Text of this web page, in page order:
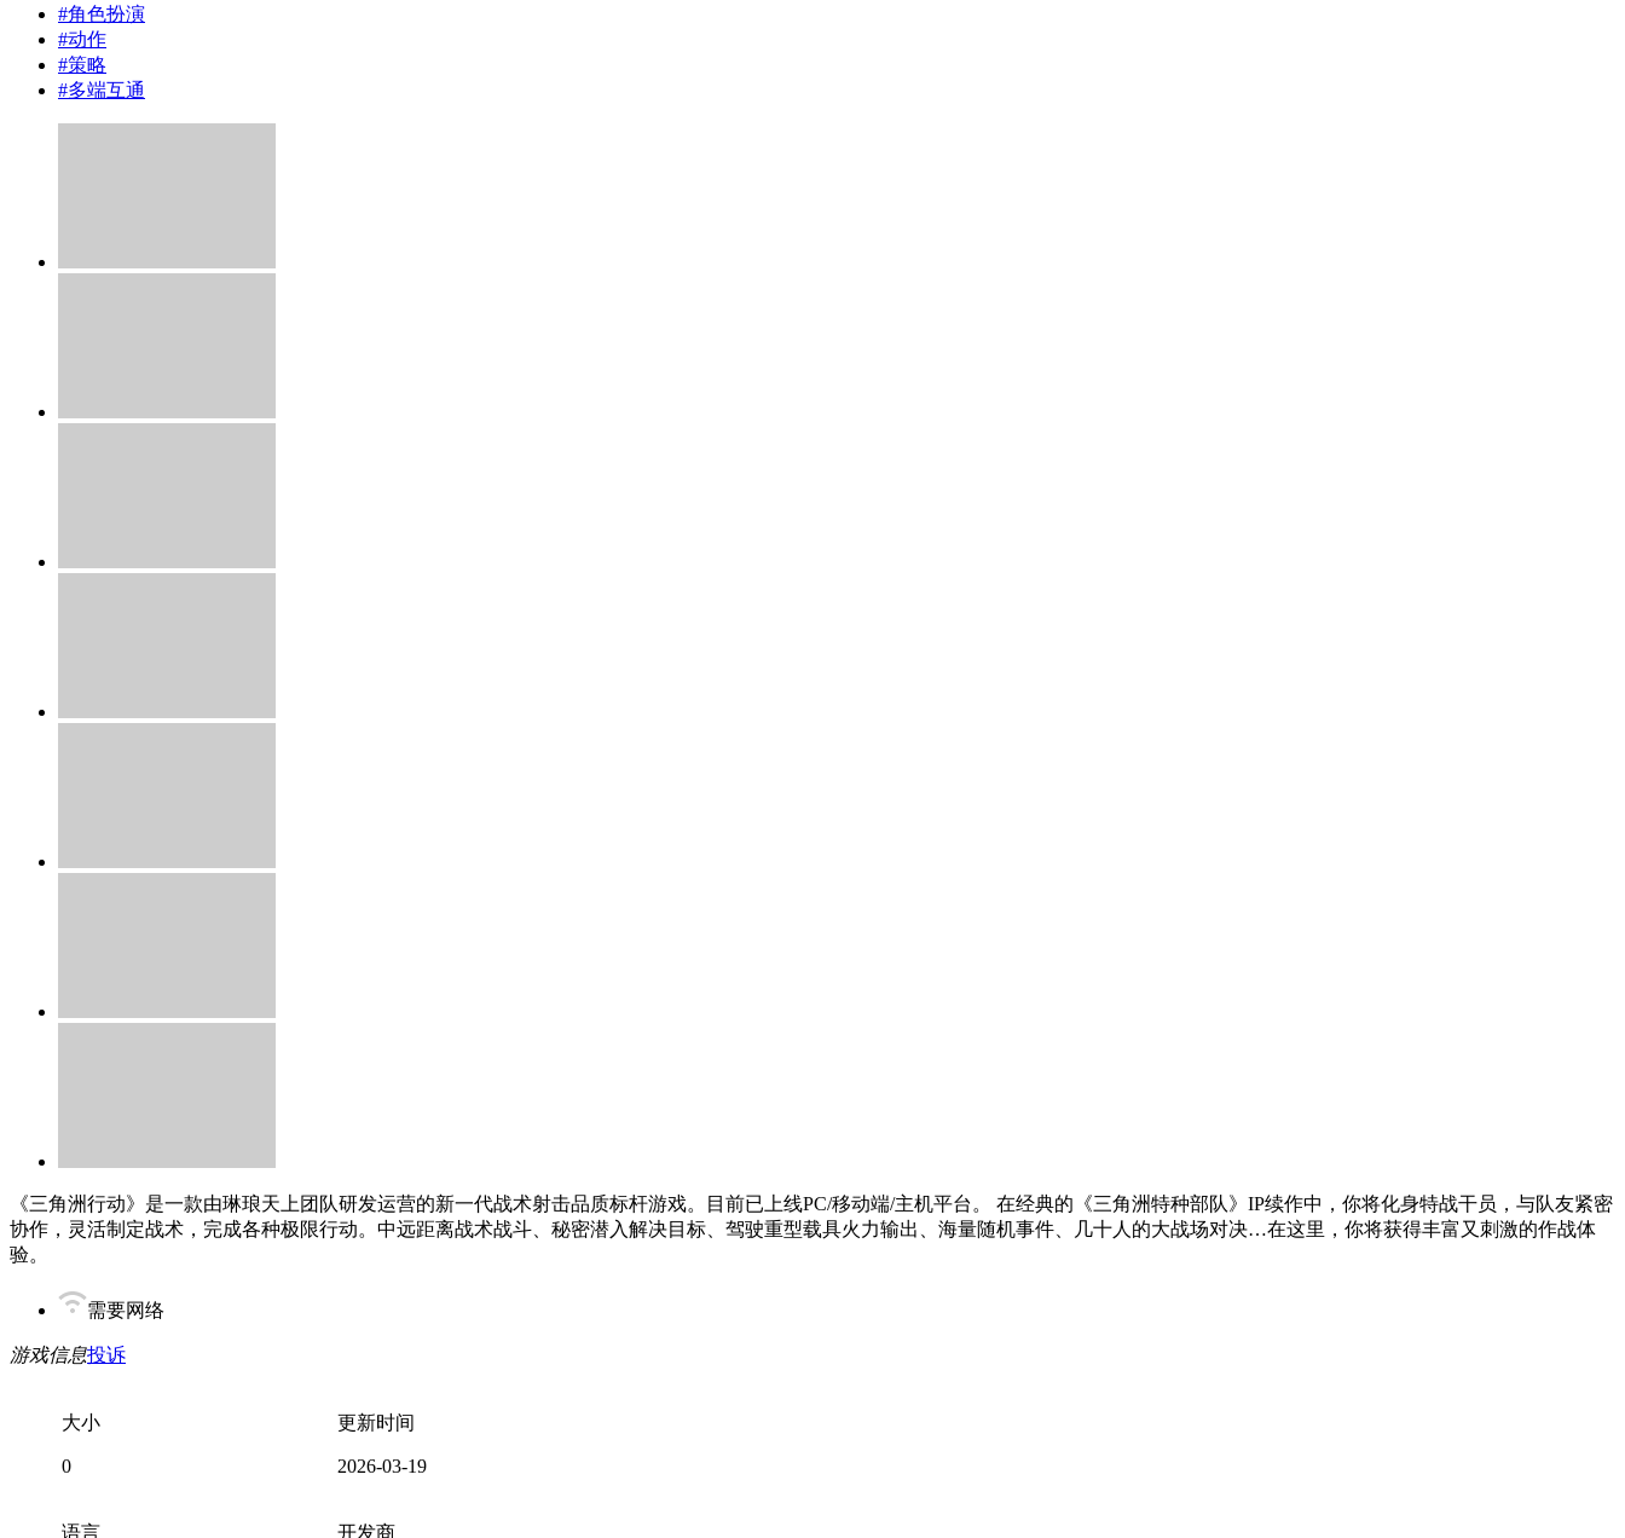
#角色扮演
#动作
#策略
#多端互通
《三角洲行动》是一款由琳琅天上团队研发运营的新一代战术射击品质标杆游戏。目前已上线PC/移动端/主机平台。 在经典的《三角洲特种部队》IP续作中，你将化身特战干员，与队友紧密
协作，灵活制定战术，完成各种极限行动。中远距离战术战斗、秘密潜入解决目标、驾驶重型载具火力输出、海量随机事件、几十人的大战场对决…在这里，你将获得丰富又刺激的作战体
验。
需要网络
游戏信息投诉
大小
0
更新时间
2026-03-19
语言 开发商